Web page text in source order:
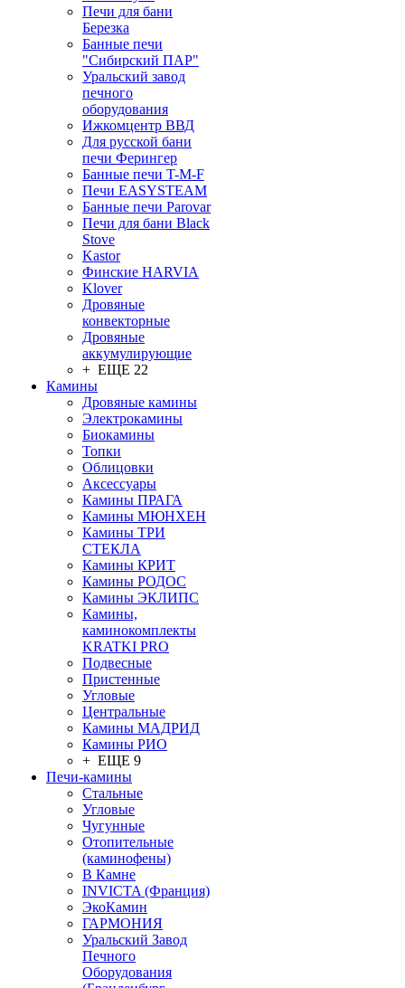
Печи для бани
Березка
Банные печи
"Сибирский ПАР"
Уральский завод
печного
оборудования
Ижкомцентр ВВД
Для русской бани
печи Ферингер
Банные печи T-M-F
Печи EASYSTEAM
Банные печи Parovar
Печи для бани Black
Stove
Kastor
Финские HARVIA
Klover
Дровяные
конвекторные
Дровяные
аккумулирующие
+ ЕЩЕ 22
Камины
Дровяные камины
Электрокамины
Биокамины
Топки
Облицовки
Аксессуары
Камины ПРАГА
Камины МЮНХЕН
Камины ТРИ
СТЕКЛА
Камины КРИТ
Камины РОДОС
Камины ЭКЛИПС
Камины,
каминокомплекты
KRATKI PRO
Подвесные
Пристенные
Угловые
Центральные
Камины МАДРИД
Камины РИО
+ ЕЩЕ 9
Печи-камины
Стальные
Угловые
Чугунные
Отопительные
(каминофены)
В Камне
INVICTA (Франция)
ЭкоКамин
ГАРМОНИЯ
Уральский Завод
Печного
Оборудования